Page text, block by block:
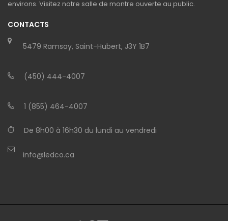
environs. Visitez notre salle de montre ouverte au public.
CONTACTS
5479 Ramsay, Saint-Hubert, J3Y 1B7
(450) 444-4007
1 (855) 464-4007
De 8h00 à 16h30 du lundi au vendredi
info@ledco.ca